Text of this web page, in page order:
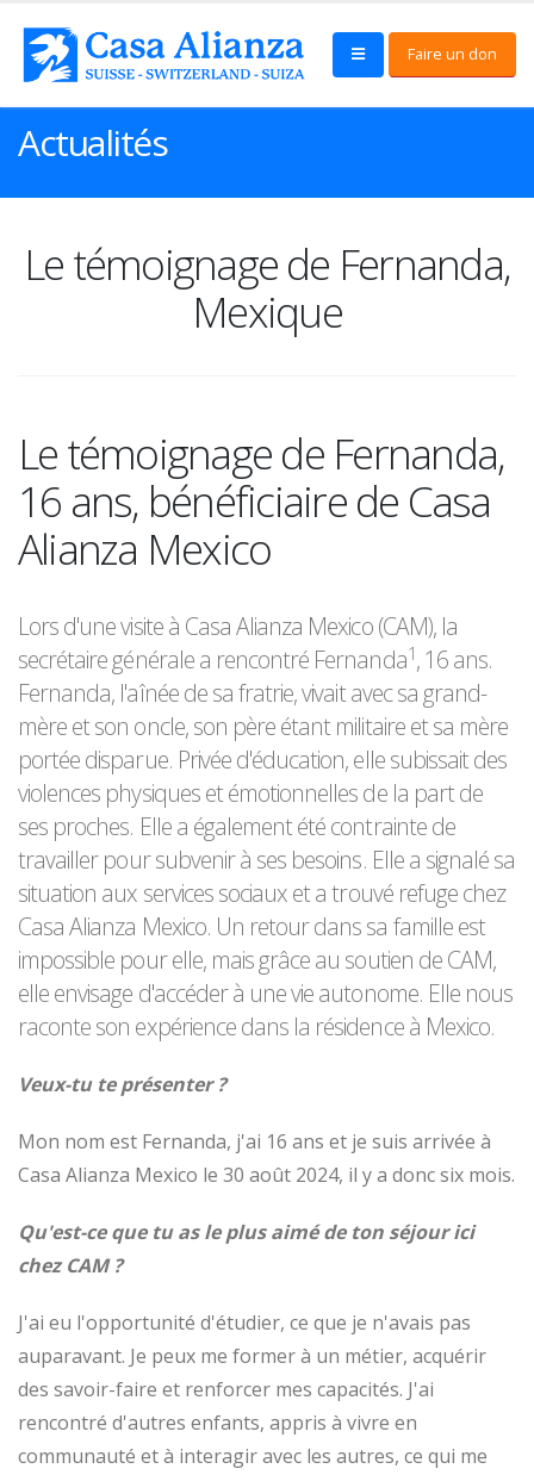
Faire un don
Actualités
Le témoignage de Fernanda,
Mexique
Le témoignage de Fernanda,
16 ans, bénéficiaire de Casa
Alianza Mexico
Lors d'une visite à Casa Alianza Mexico (CAM), la
secrétaire générale a rencontré Fernanda1, 16 ans.
Fernanda, l'aînée de sa fratrie, vivait avec sa grand-
mère et son oncle, son père étant militaire et sa mère
portée disparue. Privée d'éducation, elle subissait des
violences physiques et émotionnelles de la part de
ses proches. Elle a également été contrainte de
travailler pour subvenir à ses besoins. Elle a signalé sa
situation aux services sociaux et a trouvé refuge chez
Casa Alianza Mexico. Un retour dans sa famille est
impossible pour elle, mais grâce au soutien de CAM,
elle envisage d'accéder à une vie autonome. Elle nous
raconte son expérience dans la résidence à Mexico.
Veux-tu te présenter ?
Mon nom est Fernanda, j'ai 16 ans et je suis arrivée à
Casa Alianza Mexico le 30 août 2024, il y a donc six mois.
Qu'est-ce que tu as le plus aimé de ton séjour ici
chez CAM ?
J'ai eu l'opportunité d'étudier, ce que je n'avais pas
auparavant. Je peux me former à un métier, acquérir
des savoir-faire et renforcer mes capacités. J'ai
rencontré d'autres enfants, appris à vivre en
communauté et à interagir avec les autres, ce qui me